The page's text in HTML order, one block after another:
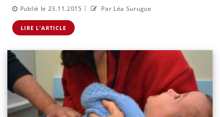
Publié le 23.11.2015 | Par Léa Surugue
LIRE L'ARTICLE